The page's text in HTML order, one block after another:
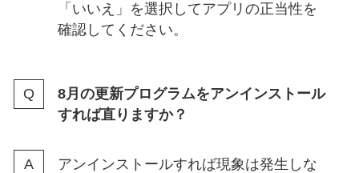
「いいえ」を選択してアプリの正当性を
確認してください。
8月の更新プログラムをアンインストール
すれば直りますか？
アンインストールすれば現象は発生しな